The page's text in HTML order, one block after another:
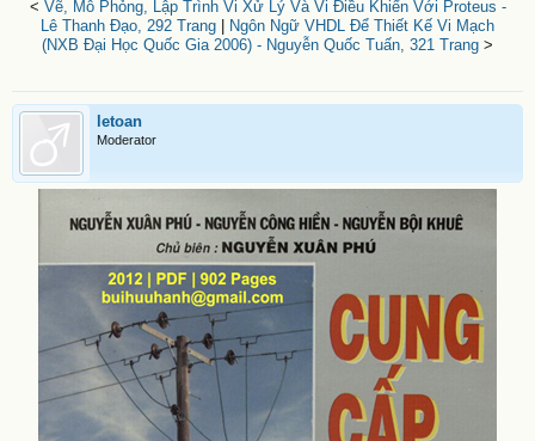
< Vẽ, Mô Phỏng, Lập Trình Vi Xử Lý Và Vi Điều Khiển Với Proteus -
Lê Thanh Đạo, 292 Trang
Ngôn Ngữ VHDL Để Thiết Kế Vi Mạch
(NXB Đại Học Quốc Gia 2006) - Nguyễn Quốc Tuấn, 321 Trang >
letoan
Moderator